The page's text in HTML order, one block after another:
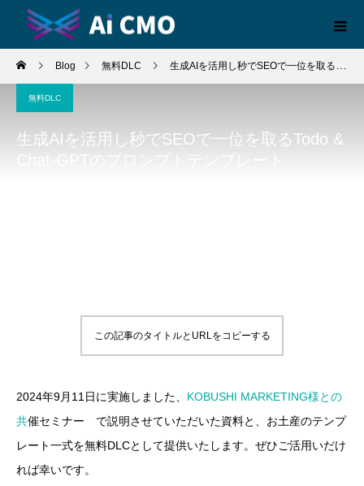
Blog 無料DLC 生成AIを活用し秒でSEOで一位を取るTodo & Chat-GPTのプロンプトテンプレート
無料DLC
生成AIを活用し秒でSEOで一位を取るTodo &
この記事のタイトルとURLをコピーする
2024年9月11日に実施しました、 KOBUSHI MARKETING様との
共催セミナー で説明させていただいた資料と、お土産のテンプ
レート一式を無料DLCとして提供いたします。ぜひご活用いだけ
れば幸いです。